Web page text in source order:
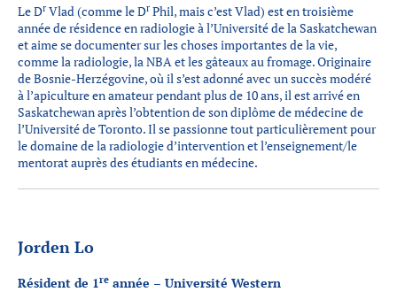
Le Dr Vlad (comme le Dr Phil, mais c’est Vlad) est en troisième
année de résidence en radiologie à l’Université de la Saskatchewan
et aime se documenter sur les choses importantes de la vie,
comme la radiologie, la NBA et les gâteaux au fromage. Originaire
de Bosnie-Herzégovine, où il s’est adonné avec un succès modéré
à l’apiculture en amateur pendant plus de 10 ans, il est arrivé en
Saskatchewan après l’obtention de son diplôme de médecine de
l’Université de Toronto. Il se passionne tout particulièrement pour
le domaine de la radiologie d’intervention et l’enseignement/le
mentorat auprès des étudiants en médecine.
Jorden Lo
Résident de 1re année – Université Western